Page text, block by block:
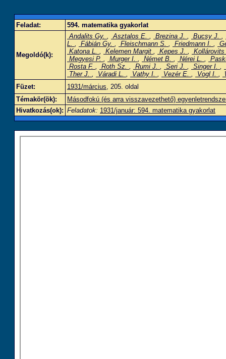
Feladat: 594. matematika gyakorlat
Megoldó(k):
Andalits Gy. , Asztalos E. , Brezina J. , Bucsy J. ,
L. , Fábián Gy. , Fleischmann S. , Friedmann I. ,
Katona L. , Kelemen Margit , Kepes J. ,
Megyesi P. , Murger I. , Német B. , Nérei L. ,
Rosta F. , Roth Sz. , Rumi J. , Seri J. , Singer I. ,
Ther J. , Váradi L. , Vathy I. , Vezér E. , Vogl I. ,
Füzet:
1931/március, 205. oldal
Témakör(ök):
Másodfokú (és arra visszavezethető)
Hivatkozás(ok): Feladatok: 1931/január: 594. matematika gyakorlat